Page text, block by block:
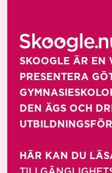
SKOOGLE ÄR EN
PRESENTERA
DEN ÄGS OCH